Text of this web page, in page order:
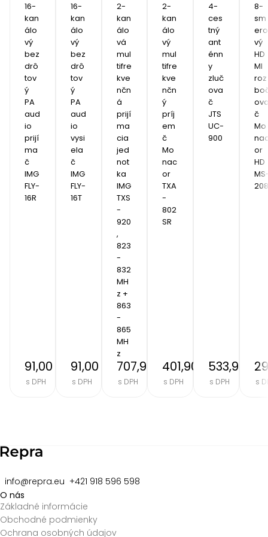
16-
kan
álo
vý
bez
drô
tov
ý
PA
aud
io
prijí
ma
č
IMG
FLY-
16R
91,00 €
s DPH
16-
kan
álo
vý
bez
drô
tov
ý
PA
aud
io
vysi
ela
č
IMG
FLY-
16T
91,00 €
s DPH
2-
kan
álo
vá
mul
tifre
kve
nčn
á
prijí
ma
cia
jed
not
ka
IMG
TXS
-
920
,
823
-
832
MH
z +
863
-
865
MH
z
707,90 €
s DPH
2-
kan
álo
vý
mul
tifre
kve
nčn
ý
príj
em
č
Mo
nac
or
TXA
-
802
SR
401,90 €
s DPH
4-
ces
tný
ant
énn
y
zluč
ova
č
JTS
UC-
900
533,90 €
s DPH
8-
sm
ero
vý
HD
MI
roz
č
Mo
or
HD
208
s
info@repra.eu +421 918 596 598
O nás
Základné informácie
Obchodné podmienky
Ochrana osobných údajov